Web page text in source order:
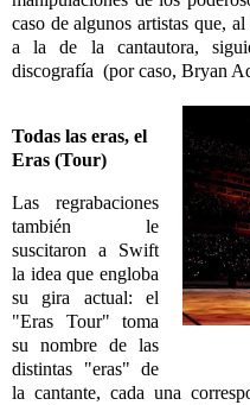
caso de algunos artistas que,
a la de la cantautora,
discografía (por caso, Bryan
Todas las eras, el
Eras (Tour)
Las regrabaciones
también le
suscitaron a Swift
la idea que engloba
su gira actual: el
"Eras Tour" toma
su nombre de las
distintas "eras" de
la cantante, cada una